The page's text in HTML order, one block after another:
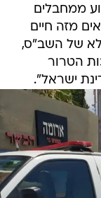
ממחבלים
מזה חיים
של השב"ס,
הטרור
ישראל".